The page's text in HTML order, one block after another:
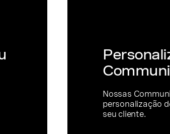
Nossas
personalização
seu cliente.